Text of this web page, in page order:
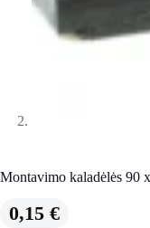
Montavimo kaladėlės 90
0,15 €